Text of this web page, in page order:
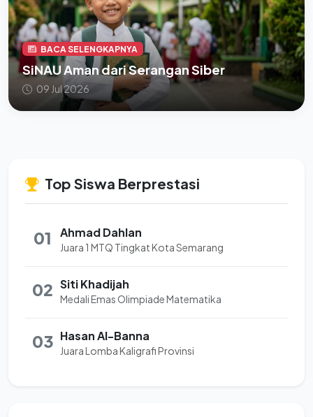
BACA SELENGKAPNYA
SiNAU Aman dari Serangan Siber
09 Jul 2026
Top Siswa Berprestasi
01 Ahmad Dahlan
Juara 1 MTQ Tingkat Kota Semarang
02 Siti Khadijah
Medali Emas Olimpiade Matematika
03 Hasan Al-Banna
Juara Lomba Kaligrafi Provinsi